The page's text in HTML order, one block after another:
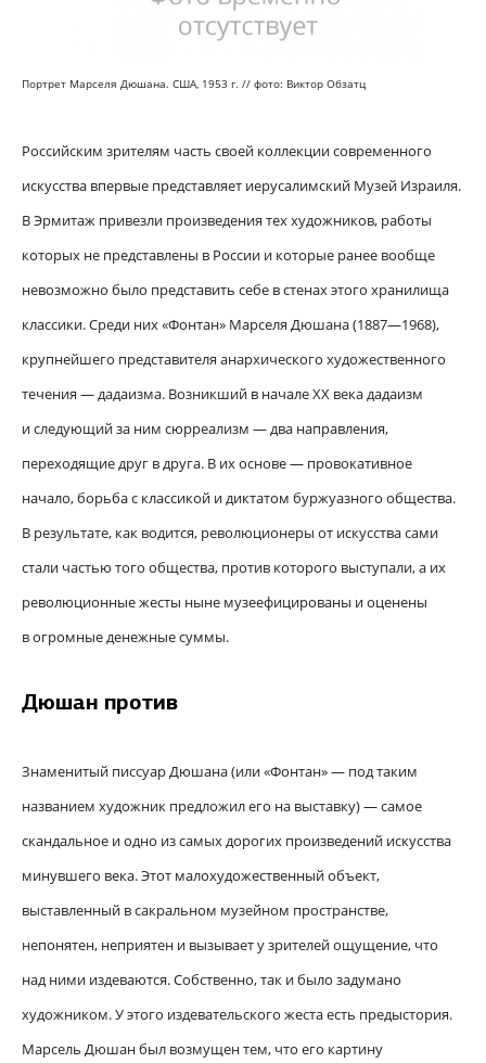
Портрет Марселя Дюшана. США, 1953 г. // фото: Виктор Обзатц
Российским зрителям часть своей коллекции современного
искусства впервые представляет иерусалимский Музей Израиля.
В Эрмитаж привезли произведения тех художников, работы
которых не представлены в России и которые ранее вообще
невозможно было представить себе в стенах этого хранилища
классики. Среди них «Фонтан» Марселя Дюшана (1887—1968),
крупнейшего представителя анархического художественного
течения — дадаизма. Возникший в начале ХХ века дадаизм
и следующий за ним сюрреализм — два направления,
переходящие друг в друга. В их основе — провокативное
начало, борьба с классикой и диктатом буржуазного общества.
В результате, как водится, революционеры от искусства сами
стали частью того общества, против которого выступали, а их
революционные жесты ныне музеефицированы и оценены
в огромные денежные суммы.
Дюшан против
Знаменитый писсуар Дюшана (или «Фонтан» — под таким
названием художник предложил его на выставку) — самое
скандальное и одно из самых дорогих произведений искусства
минувшего века. Этот малохудожественный объект,
выставленный в сакральном музейном пространстве,
непонятен, неприятен и вызывает у зрителей ощущение, что
над ними издеваются. Собственно, так и было задумано
художником. У этого издевательского жеста есть предыстория.
Марсель Дюшан был возмущен тем, что его картину